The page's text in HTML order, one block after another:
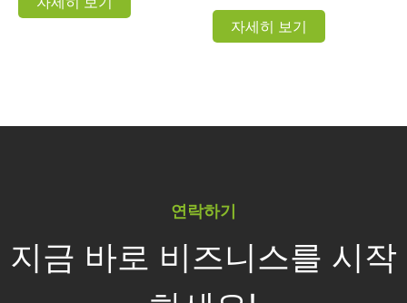
자세히 보기
연락하기
지금 바로 비즈니스를 시작